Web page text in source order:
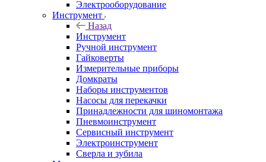
Система очистки окон
Топливная система
Тормозная система
Трансмиссия/Сцепление
Фильтры
Щетки стеклоочистителя
Электрооборудование
Инструмент
Назад
Инструмент
Ручной инструмент
Гайковерты
Измерительные приборы
Домкраты